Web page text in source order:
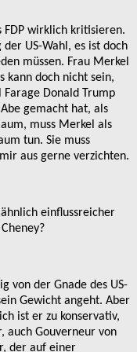
FDP wirklich kritisieren.
US-Wahl, es ist doch
müssen. Frau Merkel
kann doch nicht sein,
Donald Trump
gemacht hat, als
muss Merkel als
tun. Sie muss
aus gerne verzichten.
einflussreicher
von der Gnade des US-
Gewicht angeht. Aber
ist er zu konservativ,
auch Gouverneur von
der auf einer